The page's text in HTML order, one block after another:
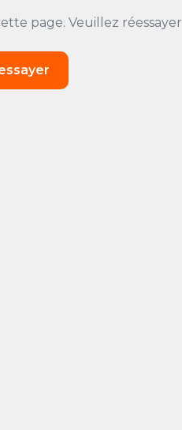
page. Veuillez réessayer.